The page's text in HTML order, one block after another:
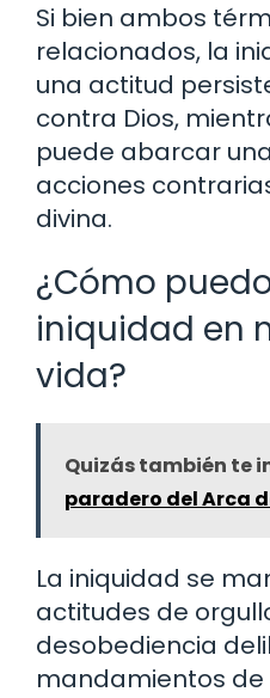
Si bien ambos
relacionados, la
una actitud
contra Dios,
puede abarcar
acciones
divina.
¿Cómo
iniquidad en
vida?
Quizás también te
paradero del Arca
La iniquidad se
actitudes de
desobediencia
mandamientos de